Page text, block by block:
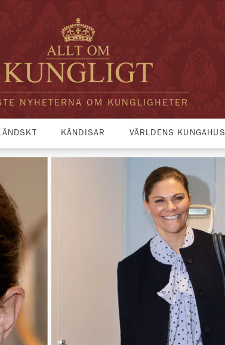
NYHETERNA OM KUNGLIGHETER
KÄNDISAR VÄRLDENS KUNGAHUS